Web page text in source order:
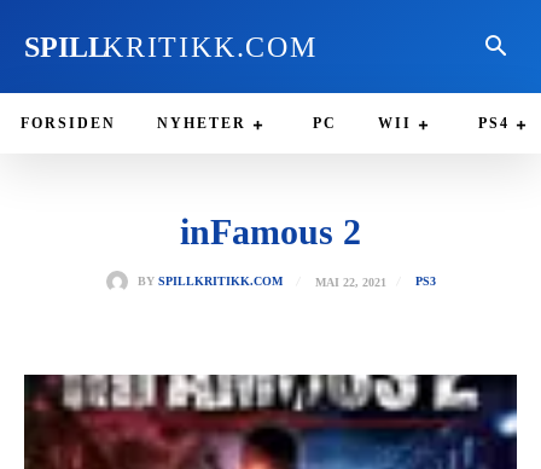
SPILLKRITIKK.COM
FORSIDEN NYHETER PC WII PS4
inFamous 2
BY SPILLKRITIKK.COM MAI 22, 2021 PS3